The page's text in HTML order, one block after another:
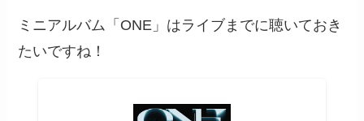
ミニアルバム「ONE」はライブまでに聴いておき
たいですね！